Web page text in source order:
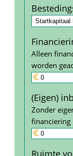
Alleen
worden
(Eigen)
Zonder
financiering